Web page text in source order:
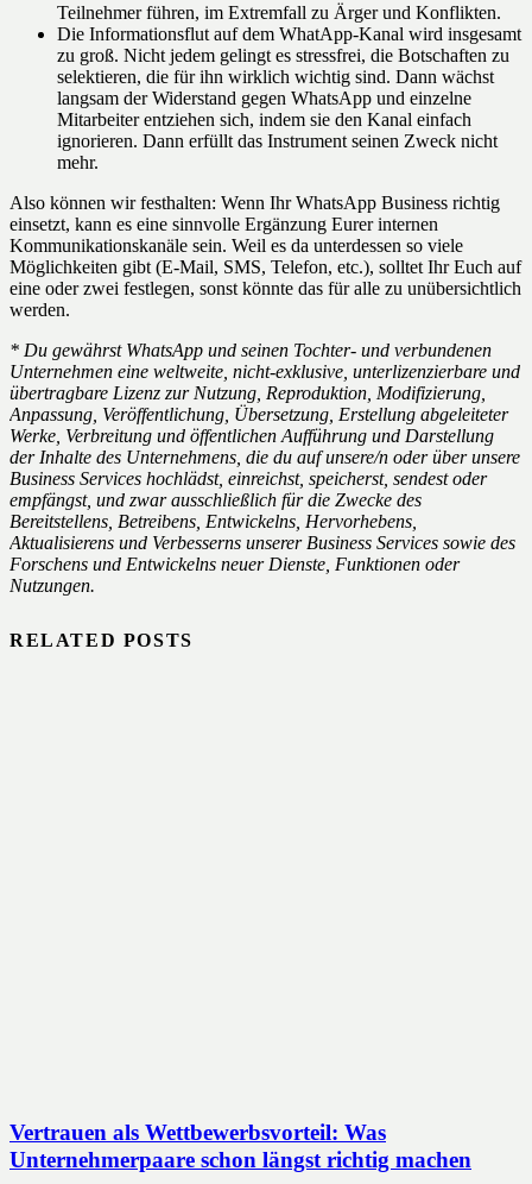
Teilnehmer führen, im Extremfall zu Ärger und Konflikten.
Die Informationsflut auf dem WhatApp-Kanal wird insgesamt
zu groß. Nicht jedem gelingt es stressfrei, die Botschaften zu
selektieren, die für ihn wirklich wichtig sind. Dann wächst
langsam der Widerstand gegen WhatsApp und einzelne
Mitarbeiter entziehen sich, indem sie den Kanal einfach
ignorieren. Dann erfüllt das Instrument seinen Zweck nicht
mehr.
Also können wir festhalten: Wenn Ihr WhatsApp Business richtig
einsetzt, kann es eine sinnvolle Ergänzung Eurer internen
Kommunikationskanäle sein. Weil es da unterdessen so viele
Möglichkeiten gibt (E-Mail, SMS, Telefon, etc.), solltet Ihr Euch auf
eine oder zwei festlegen, sonst könnte das für alle zu unübersichtlich
werden.
* Du gewährst WhatsApp und seinen Tochter- und verbundenen
Unternehmen eine weltweite, nicht-exklusive, unterlizenzierbare und
übertragbare Lizenz zur Nutzung, Reproduktion, Modifizierung,
Anpassung, Veröffentlichung, Übersetzung, Erstellung abgeleiteter
Werke, Verbreitung und öffentlichen Aufführung und Darstellung
der Inhalte des Unternehmens, die du auf unsere/n oder über unsere
Business Services hochlädst, einreichst, speicherst, sendest oder
empfängst, und zwar ausschließlich für die Zwecke des
Bereitstellens, Betreibens, Entwickelns, Hervorhebens,
Aktualisierens und Verbesserns unserer Business Services sowie des
Forschens und Entwickelns neuer Dienste, Funktionen oder
Nutzungen.
RELATED POSTS
Vertrauen als Wettbewerbsvorteil: Was
Unternehmerpaare schon längst richtig machen